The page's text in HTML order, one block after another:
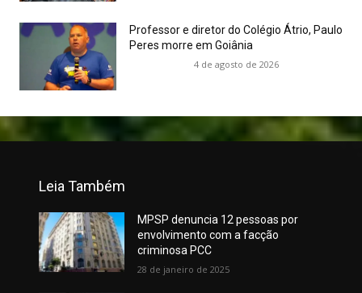
Professor e diretor do Colégio Átrio, Paulo
Peres morre em Goiânia
4 de agosto de 2026
Leia Também
MPSP denuncia 12 pessoas por
envolvimento com a facção
criminosa PCC
28 de janeiro de 2025